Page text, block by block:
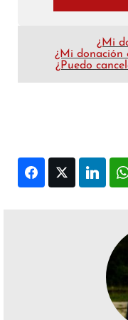
¿Mi
¿Mi donación
¿Puedo
FacebookTwitter